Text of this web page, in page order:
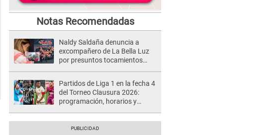
Notas Recomendadas
Naldy Saldaña denuncia a
excompañero de La Bella Luz
por presuntos tocamientos
Partidos de Liga 1 en la fecha 4
del Torneo Clausura 2026:
programación, horarios y